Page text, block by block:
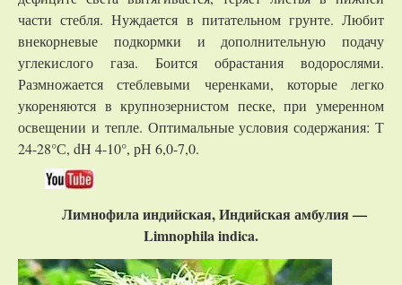
части стебля. Нуждается в питательном грунте. Любит
внекорневые подкормки и дополнительную подачу
углекислого газа. Боится обрастания водорослями.
Размножается стеблевыми черенками, которые легко
укореняются в крупнозернистом песке, при умеренном
освещении и тепле. Оптимальные условия содержания: Т
24-28°С, dH 4-10°, рН 6,0-7,0.
Лимнофила индийская, Индийская амбулия —
Limnophila indica.